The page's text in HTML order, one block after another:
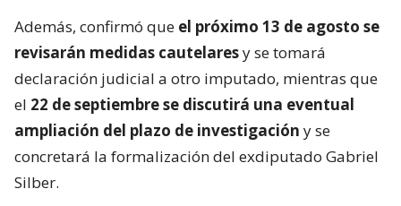
Además, confirmó que el próximo 13 de agosto se
revisarán medidas cautelaresy se tomará
declaración judicial a otro imputado, mientras que
el 22 de septiembre se discutirá una eventual
ampliación del plazo de investigación y se
concretará la formalización del exdiputado Gabriel
Silber.